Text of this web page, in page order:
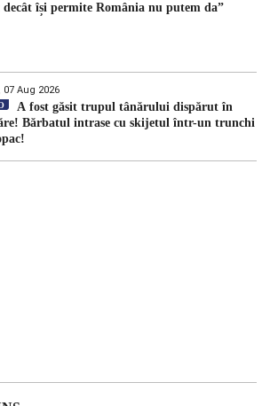
își permite România nu putem da”
07 Aug 2026
A fost găsit trupul tânărului dispărut în
Bărbatul intrase cu skijetul într-un trunchi